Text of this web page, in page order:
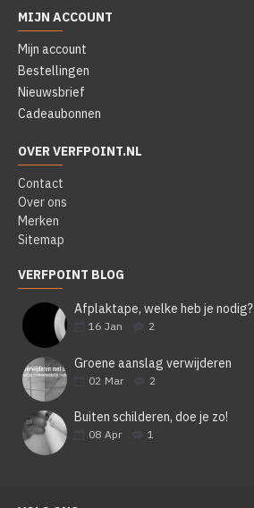
MIJN ACCOUNT
Mijn account
Bestellingen
Nieuwsbrief
Cadeaubonnen
OVER VERFPOINT.NL
Contact
Over ons
Merken
Sitemap
VERFPOINT BLOG
Afplaktape, welke heb je nodig?
16 Jan 2
Groene aanslag verwijderen
02 Mar 2
Buiten schilderen, doe je zo!
08 Apr 1